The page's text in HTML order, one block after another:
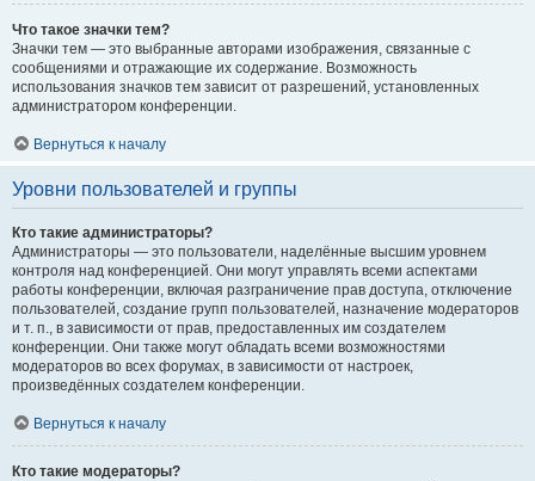
Что такое значки тем?
Значки тем — это выбранные авторами изображения, связанные с
сообщениями и отражающие их содержание. Возможность
использования значков тем зависит от разрешений, установленных
администратором конференции.
Вернуться к началу
Уровни пользователей и группы
Кто такие администраторы?
Администраторы — это пользователи, наделённые высшим уровнем
контроля над конференцией. Они могут управлять всеми аспектами
работы конференции, включая разграничение прав доступа, отключение
пользователей, создание групп пользователей, назначение модераторов
и т. п., в зависимости от прав, предоставленных им создателем
конференции. Они также могут обладать всеми возможностями
модераторов во всех форумах, в зависимости от настроек,
произведённых создателем конференции.
Вернуться к началу
Кто такие модераторы?